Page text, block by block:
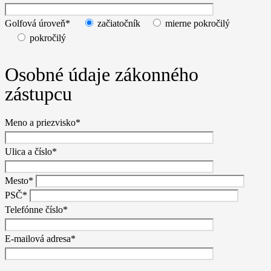
Golfová úroveň* začiatočník
mierne pokročilý
pokročilý
Osobné údaje zákonného
zástupcu
Meno a priezvisko*
Ulica a číslo*
Mesto*
PSČ*
Telefónne číslo*
E-mailová adresa*